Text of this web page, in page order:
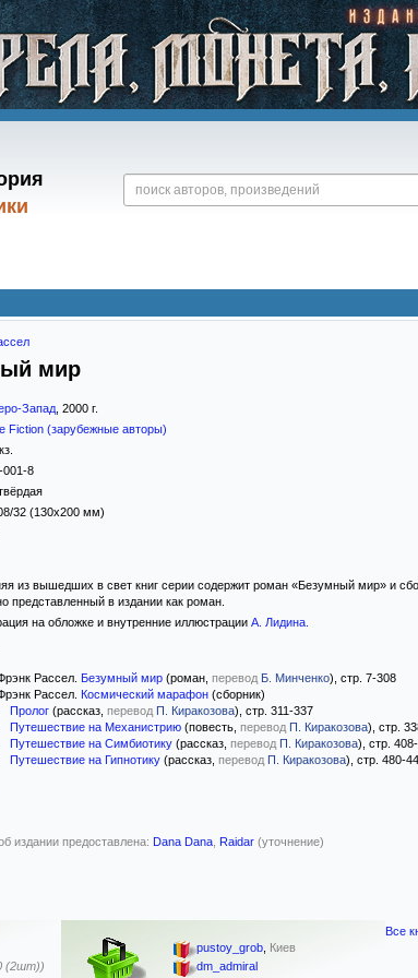
мир
Запад 2000 г.
Fiction (зарубежные авторы)
001-8
32 (130x200 мм)
из вышедших в свет книг серии содержит роман «Безумный мир» и
представленный в издании как роман.
на обложке и внутренние иллюстрации А. Лидина.
Рассел. Безумный мир (роман, перевод Б. Минченко), стр. 7-308
Рассел. Космический марафон (сборник)
Пролог (рассказ, перевод П. Киракозова), стр. 311-337
Путешествие на Механистрию (повесть, перевод П. Киракозова), стр.
Путешествие на Симбиотику (рассказ, перевод П. Киракозова), стр.
Путешествие на Гипнотику (рассказ, перевод П. Киракозова), стр. 480-
издании предоставлена: Dana Dana Raidar (уточнение)
(2шт))
pustoy_grob, Киев
dm_admiral
Все